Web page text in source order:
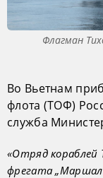
Флагман
Во Вьетнам
флота (ТОФ)
служба
«Отряд кораблей
фрегата